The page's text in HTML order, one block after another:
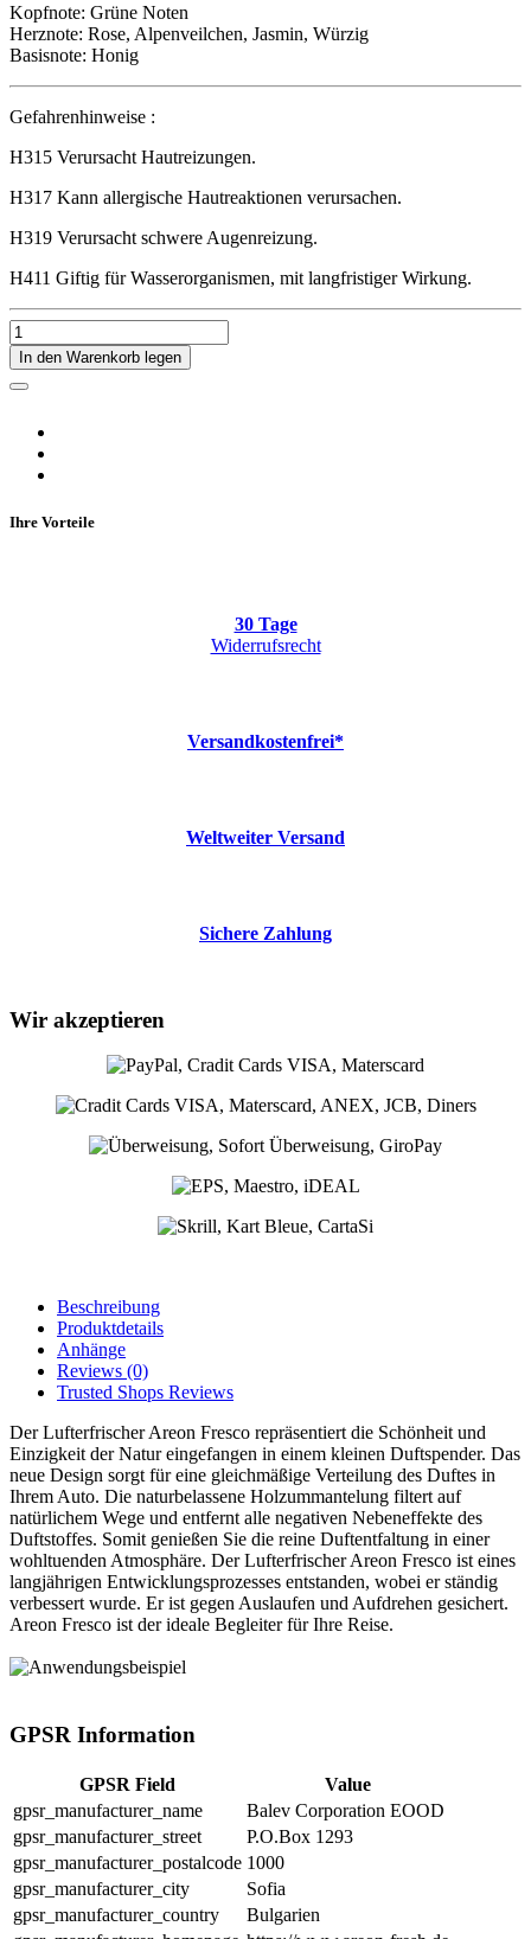
Kopfnote: Grüne Noten
Herznote: Rose, Alpenveilchen, Jasmin, Würzig
Basisnote: Honig
Gefahrenhinweise :
H315 Verursacht Hautreizungen.
H317 Kann allergische Hautreaktionen verursachen.
H319 Verursacht schwere Augenreizung.
H411 Giftig für Wasserorganismen, mit langfristiger Wirkung.
In den Warenkorb legen
Ihre Vorteile
30 Tage
Widerrufsrecht
Versandkostenfrei*
Weltweiter Versand
Sichere Zahlung
Wir akzeptieren
Beschreibung
Produktdetails
Anhänge
Reviews (0)
Trusted Shops Reviews
Der Lufterfrischer Areon Fresco repräsentiert die Schönheit und
Einzigkeit der Natur eingefangen in einem kleinen Duftspender. Das
neue Design sorgt für eine gleichmäßige Verteilung des Duftes in
Ihrem Auto. Die naturbelassene Holzummantelung filtert auf
natürlichem Wege und entfernt alle negativen Nebeneffekte des
Duftstoffes. Somit genießen Sie die reine Duftentfaltung in einer
wohltuenden Atmosphäre. Der Lufterfrischer Areon Fresco ist eines
langjährigen Entwicklungsprozesses entstanden, wobei er ständig
verbessert wurde. Er ist gegen Auslaufen und Aufdrehen gesichert.
Areon Fresco ist der ideale Begleiter für Ihre Reise.
GPSR Information
GPSR Field
Value
gpsr_manufacturer_name
Balev Corporation EOOD
gpsr_manufacturer_street
P.O.Box 1293
gpsr_manufacturer_postalcode 1000
gpsr_manufacturer_city
Sofia
gpsr_manufacturer_country
Bulgarien